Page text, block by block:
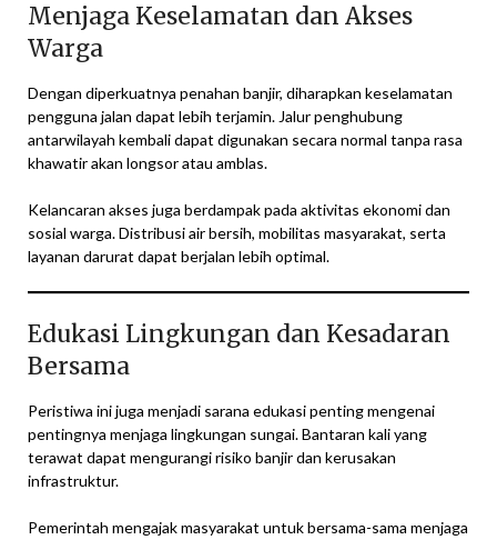
Menjaga Keselamatan dan Akses
Warga
Dengan diperkuatnya penahan banjir, diharapkan keselamatan
pengguna jalan dapat lebih terjamin. Jalur penghubung
antarwilayah kembali dapat digunakan secara normal tanpa rasa
khawatir akan longsor atau amblas.
Kelancaran akses juga berdampak pada aktivitas ekonomi dan
sosial warga. Distribusi air bersih, mobilitas masyarakat, serta
layanan darurat dapat berjalan lebih optimal.
Edukasi Lingkungan dan Kesadaran
Bersama
Peristiwa ini juga menjadi sarana edukasi penting mengenai
pentingnya menjaga lingkungan sungai. Bantaran kali yang
terawat dapat mengurangi risiko banjir dan kerusakan
infrastruktur.
Pemerintah mengajak masyarakat untuk bersama-sama menjaga